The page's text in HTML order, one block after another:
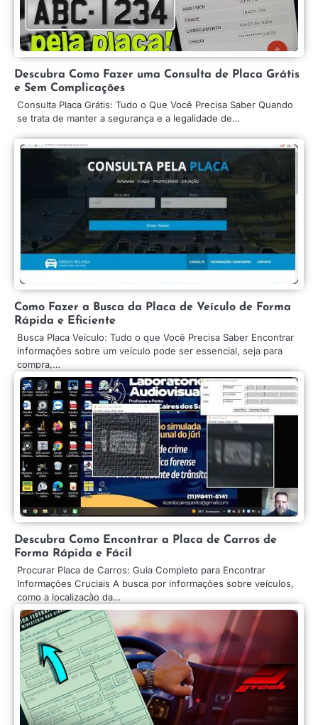
Descubra Como Fazer uma Consulta de Placa Grátis
e Sem Complicações
Consulta Placa Grátis: Tudo o Que Você Precisa Saber Quando
se trata de manter a segurança e a legalidade de…
Como Fazer a Busca da Placa de Veículo de Forma
Rápida e Eficiente
Busca Placa Veículo: Tudo o que Você Precisa Saber Encontrar
informações sobre um veículo pode ser essencial, seja para
compra,…
Descubra Como Encontrar a Placa de Carros de
Forma Rápida e Fácil
Procurar Placa de Carros: Guia Completo para Encontrar
Informações Cruciais A busca por informações sobre veículos,
como a localização da…